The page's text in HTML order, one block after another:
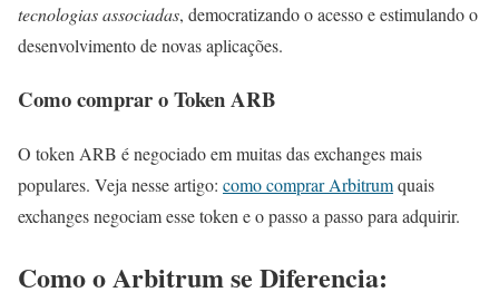
tecnologias associadas, democratizando o acesso e estimulando o
desenvolvimento de novas aplicações.
Como comprar o Token ARB
O token ARB é negociado em muitas das exchanges mais
populares. Veja nesse artigo: como comprar Arbitrumquais
exchanges negociam esse token e o passo a passo para adquirir.
Como o Arbitrum se Diferencia: